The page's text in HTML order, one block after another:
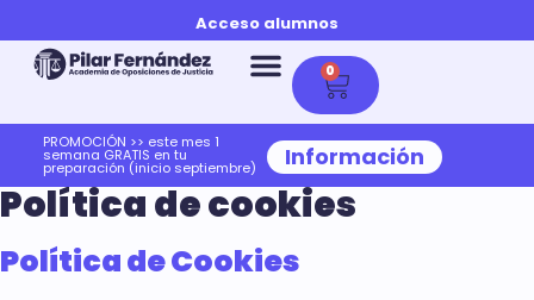
Acceso alumnos
0
PROMOCIÓN >> este mes 1
semana GRATIS en tu
preparación (inicio septiembre) Información
Política de cookies
Política de Cookies